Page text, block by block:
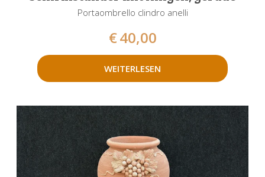
Portaombrello clindro anelli
€40,00
WEITERLESEN